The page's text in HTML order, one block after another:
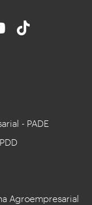
- PADE
Agroempresarial